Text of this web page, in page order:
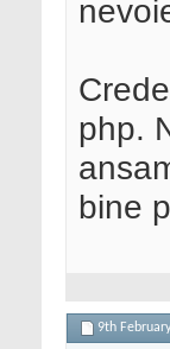
php.
bine
9th